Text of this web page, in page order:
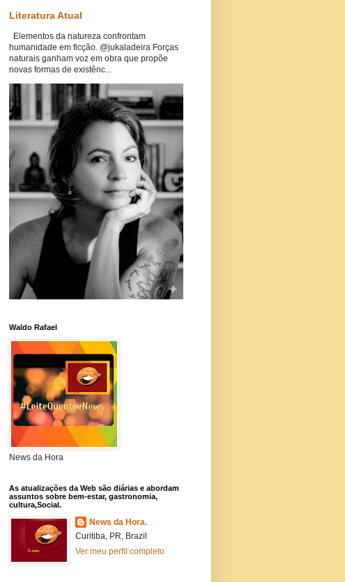
Literatura Atual
Elementos da natureza confrontam
humanidade em ficção. @jukaladeira Forças
naturais ganham voz em obra que propõe
novas formas de existênc...
Waldo Rafael
News da Hora
As atualizações da Web são diárias e abordam
assuntos sobre bem-estar, gastronomia,
cultura,Social.
News da Hora.
Curitiba, PR, Brazil
Ver meu perfil completo